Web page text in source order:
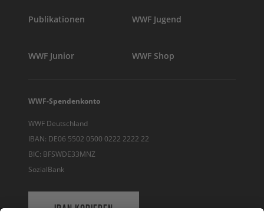
Publikationen WWF Jugend
WWF Junior WWF Shop
WWF-Spendenkonto
WWF Deutschland
IBAN: DE06 5502 0500 0222 2222 22
BIC: BFSWDE33MNZ
SozialBank
IBAN KOPIEREN